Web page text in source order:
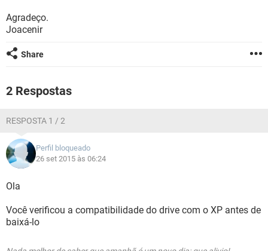
Agradeço.
Joacenir
Share
2 Respostas
RESPOSTA 1 / 2
Perfil bloqueado
26 set 2015 às 06:24
Ola
Você verificou a compatibilidade do drive com o XP antes de
baixá-lo